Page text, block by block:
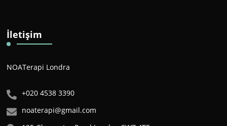
İletişim
NOATerapi Londra
+020 4538 3390
noaterapi@gmail.com